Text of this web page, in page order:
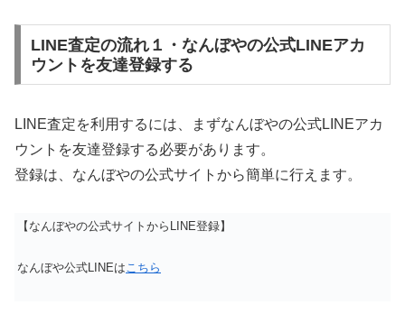
LINE査定の流れ１・なんぼやの公式LINEアカ
ウントを友達登録する
LINE査定を利用するには、まずなんぼやの公式LINEアカ
ウントを友達登録する必要があります。
登録は、なんぼやの公式サイトから簡単に行えます。
【なんぼやの公式サイトからLINE登録】
なんぼや公式LINEはこちら